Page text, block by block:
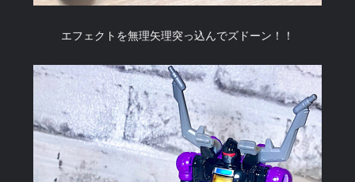
エフェクトを無理矢理突っ込んでズドーン！！